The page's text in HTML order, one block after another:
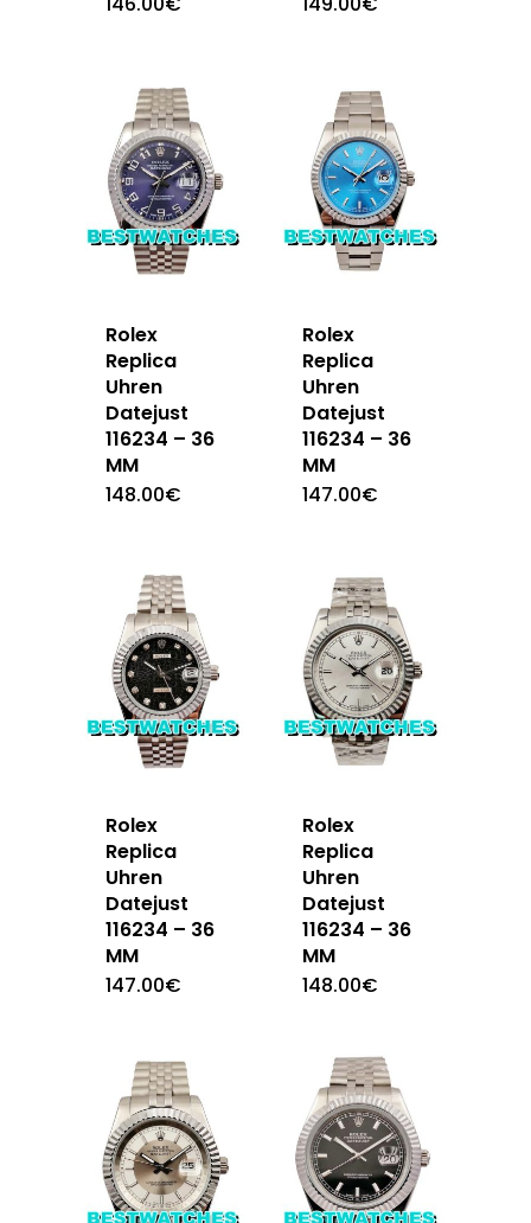
Rolex
Replica
Uhren
Datejust
116234 – 36
MM
148.00€
Rolex
Replica
Uhren
Datejust
116234 – 36
MM
147.00€
Rolex
Replica
Uhren
Datejust
116234 – 36
MM
147.00€
Rolex
Replica
Uhren
Datejust
116234 – 36
MM
148.00€